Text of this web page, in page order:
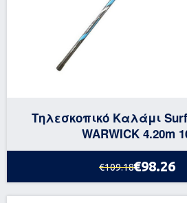
Τηλεσκοπικό Καλάμι
WARWICK 4.20m
€109.18€98.26